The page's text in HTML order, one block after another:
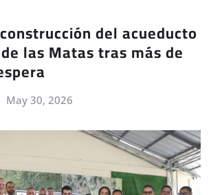
del acueducto
las Matas tras más de
May 30, 2026